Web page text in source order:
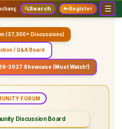
▾ Vaidhikam & Sastram▾
🔍Search 🔑Register ☰
(37,300+ Discussions)
/ Q&A Board
2027 Showcase (Must Watch!)
FORUM
Discussion Board